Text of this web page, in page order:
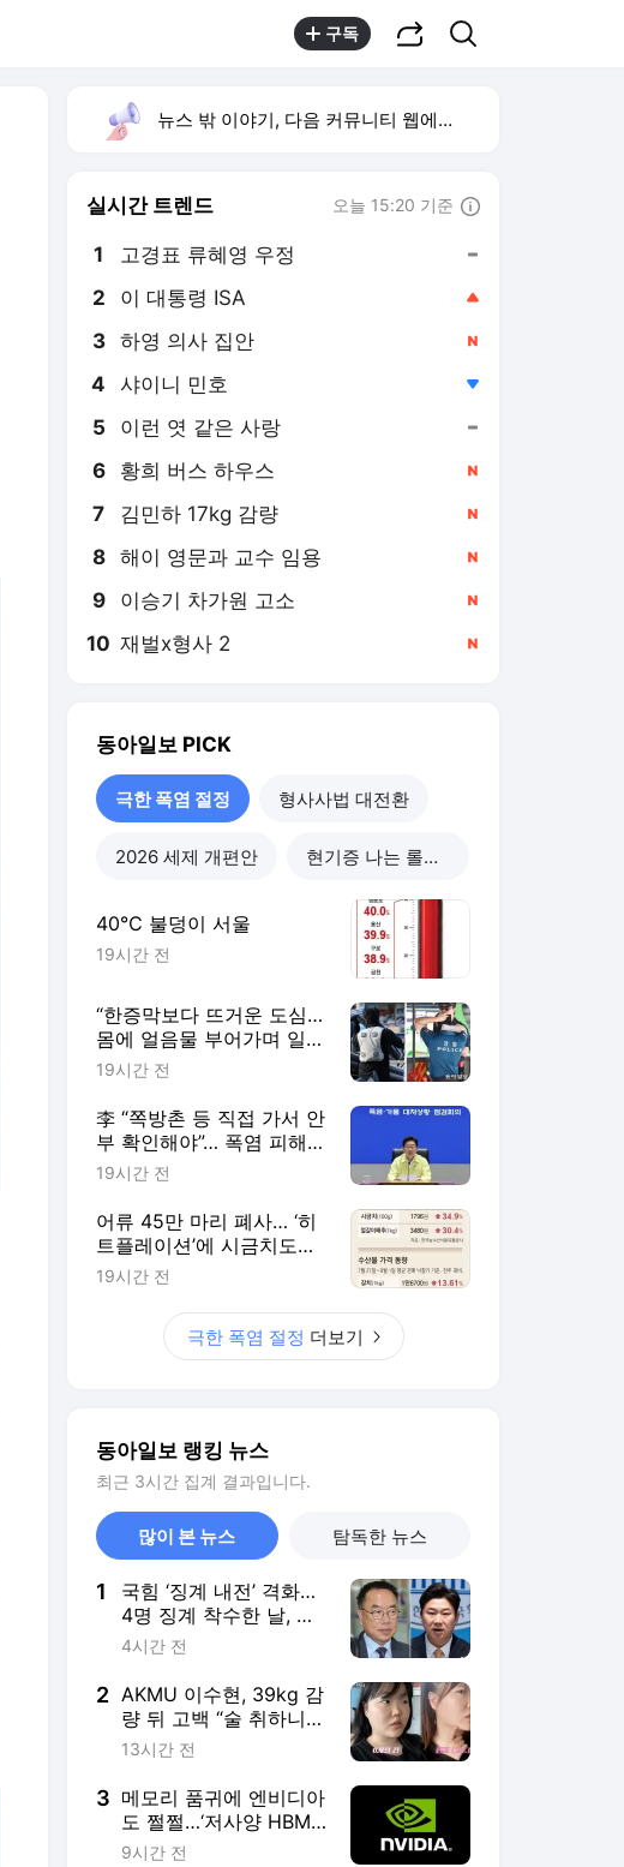
구독
뉴스 밖 이야기, 다음 커뮤니티 웹에서 보기
실시간 트렌드 오늘 15:20 기준
1 고경표 류혜영 우정
2 이 대통령 ISA
3 하영 의사 집안
4 샤이니 민호
5 이런 엿 같은 사랑
6 황희 버스 하우스
7 김민하 17kg 감량
8 해이 영문과 교수 임용
9 이승기 차가원 고소
10 재벌x형사 2
동아일보 PICK
극한 폭염 절정 형사사법 대전환
2026 세제 개편안 현기증 나는 롤러코스피
40℃ 불덩이 서울
19시간 전
“한증막보다 뜨거운 도심…
몸에 얼음물 부어가며 일
해”
19시간 전
李 “쪽방촌 등 직접 가서 안
부 확인해야”… 폭염 피해
최소화에 행정력 총동원 주
19시간 전
어류 45만 마리 폐사… ‘히
트플레이션’에 시금치도
111% 폭등
19시간 전
극한 폭염 절정 더보기
동아일보 랭킹 뉴스
최근 3시간 집계 결과입니다.
많이 본 뉴스 탐독한 뉴스
1
국힘 ‘징계 내전’ 격화…
4명 징계 착수한 날, 윤
리위원 2명 사퇴
4시간 전
2 AKMU 이수현, 39kg 감
량 뒤 고백 “술 취하니
토할 때까지 먹어…몸
13시간 전
3 메모리 품귀에 엔비디아
도 쩔쩔…‘저사양 HBM’
활용 검토
9시간 전